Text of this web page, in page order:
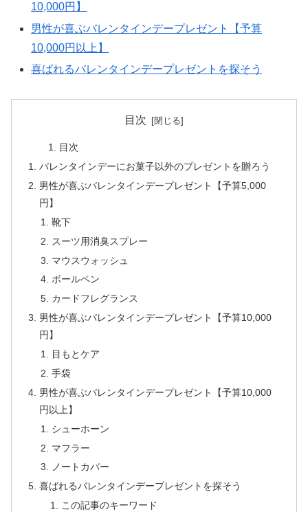
10,000円】
男性が喜ぶバレンタインデープレゼント【予算
10,000円以上】
喜ばれるバレンタインデープレゼントを探そう
目次
目次
バレンタインデーにお菓子以外のプレゼントを贈ろう
男性が喜ぶバレンタインデープレゼント【予算5,000
円】
靴下
スーツ用消臭スプレー
マウスウォッシュ
ボールペン
カードフレグランス
男性が喜ぶバレンタインデープレゼント【予算10,000
円】
目もとケア
手袋
男性が喜ぶバレンタインデープレゼント【予算10,000
円以上】
シューホーン
マフラー
ノートカバー
喜ばれるバレンタインデープレゼントを探そう
この記事のキーワード